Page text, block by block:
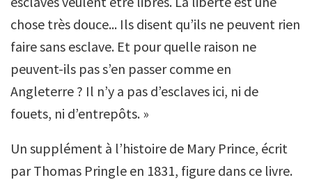
chose très douce... Ils disent qu’ils ne peuvent rien
faire sans esclave. Et pour quelle raison ne
peuvent-ils pas s’en passer comme en
Angleterre ? Il n’y a pas d’esclaves ici, ni de
fouets, ni d’entrepôts. »
Un supplément à l’histoire de Mary Prince, écrit
par Thomas Pringle en 1831, figure dans ce livre.